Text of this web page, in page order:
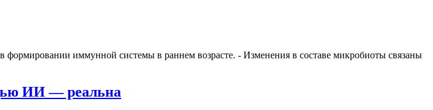
иммунной системы в раннем возрасте. - Изменения в составе микробиоты связаны
ИИ — реальна